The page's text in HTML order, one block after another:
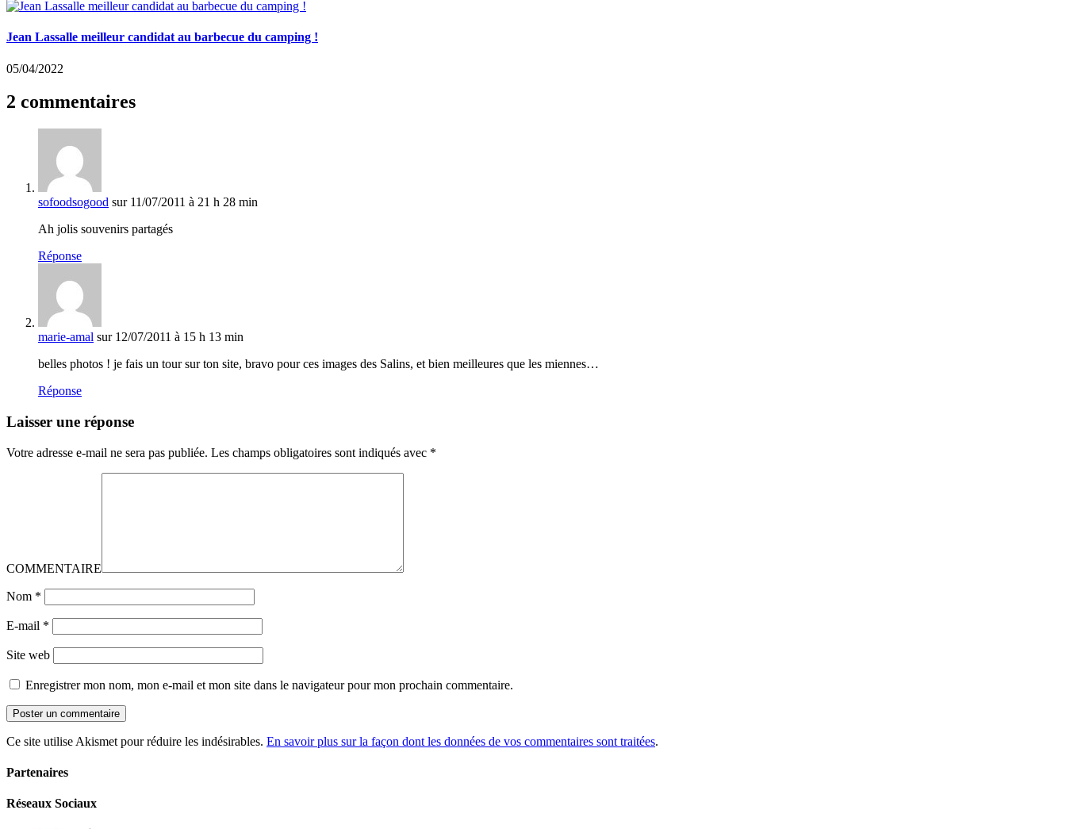
Jean Lassalle meilleur candidat au barbecue du camping !
05/04/2022
2 commentaires
sofoodsogood sur 11/07/2011 à 21 h 28 min
Ah jolis souvenirs partagés
Réponse
marie-amal sur 12/07/2011 à 15 h 13 min
belles photos ! je fais un tour sur ton site, bravo pour ces images des Salins, et bien meilleures que les miennes…
Réponse
Laisser une réponse
Votre adresse e-mail ne sera pas publiée. Les champs obligatoires sont indiqués avec *
COMMENTAIRE
Nom *
E-mail *
Site web
Enregistrer mon nom, mon e-mail et mon site dans le navigateur pour mon prochain commentaire.
Ce site utilise Akismet pour réduire les indésirables. En savoir plus sur la façon dont les données de vos commentaires sont traitées.
Partenaires
Réseaux Sociaux